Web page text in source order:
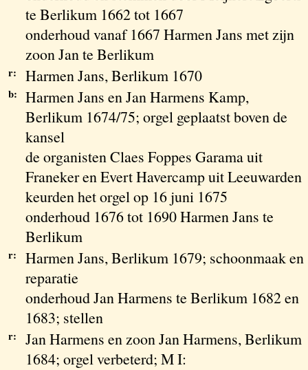
te Berlikum 1662 tot 1667
onderhoud vanaf 1667 Harmen Jans met zijn
zoon Jan te Berlikum
r: Harmen Jans, Berlikum 1670
b:
Harmen Jans en Jan Harmens Kamp,
Berlikum 1674/75; orgel geplaatst boven de
kansel
de organisten Claes Foppes Garama uit
Franeker en Evert Havercamp uit Leeuwarden
keurden het orgel op 16 juni 1675
onderhoud 1676 tot 1690 Harmen Jans te
Berlikum
r:
Harmen Jans, Berlikum 1679; schoonmaak en
reparatie
onderhoud Jan Harmens te Berlikum 1682 en
1683; stellen
r:
Jan Harmens en zoon Jan Harmens, Berlikum
1684; orgel verbeterd; M I: